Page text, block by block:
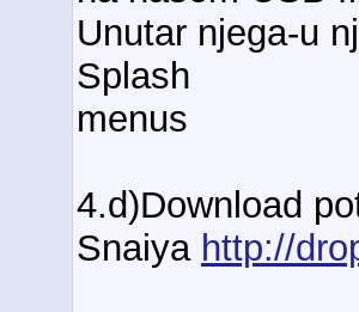
Unutar njega-u
Splash
menus
4.d)Download
Snaiya http://